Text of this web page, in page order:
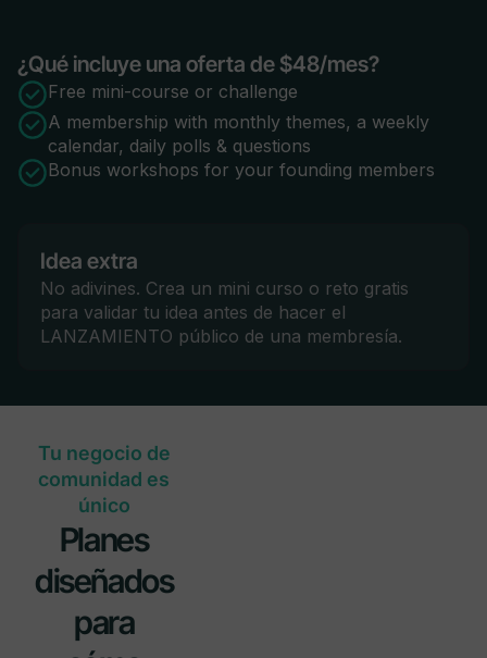
¿Qué incluye una oferta de $48/mes?
Free mini-course or challenge
A membership with monthly themes, a weekly
calendar, daily polls & questions
Bonus workshops for your founding members
Idea extra
No adivines. Crea un mini curso o reto gratis
para validar tu idea antes de hacer el
LANZAMIENTO público de una membresía.
Tu negocio de
comunidad es
único
Planes
diseñados
para